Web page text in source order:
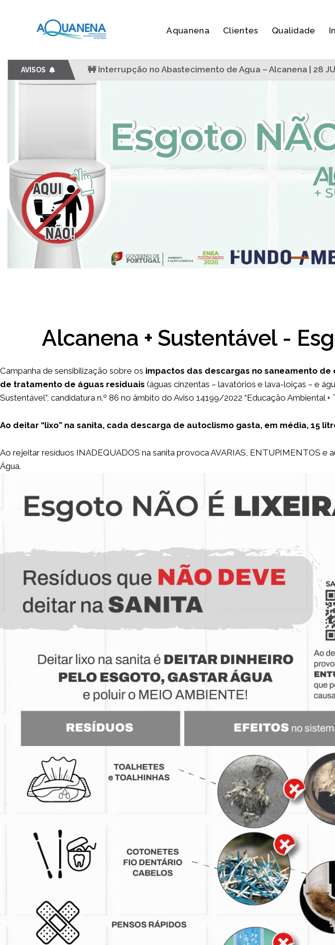
Aquanena Clientes Qualidade
AVISOS
29 JUL
Alcanena + Sustentável -
Campanha de sensibilização sobre os impactos das descargas no saneamento
de tratamento de águas residuais (águas cinzentas – lavatórios e lava-loiças – e
Sustentável”, candidatura n.º 86 no âmbito do Aviso 14199/2022 “Educação Ambiental +
Ao deitar “lixo” na sanita, cada descarga de autoclismo gasta, em média, 15
Ao rejeitar resíduos INADEQUADOS na sanita provoca AVARIAS, ENTUPIMENTOS e
Água.